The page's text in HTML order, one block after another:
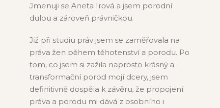
Jmenuji se Aneta Irová a jsem porodní
dulou a zároveň právničkou.
Již při studiu práv jsem se zaměřovala na
práva žen během těhotenství a porodu. Po
tom, co jsem si zažila naprosto krásný a
transformační porod mojí dcery, jsem
definitivně dospěla k závěru, že propojení
práva a porodu mi dává z osobního i